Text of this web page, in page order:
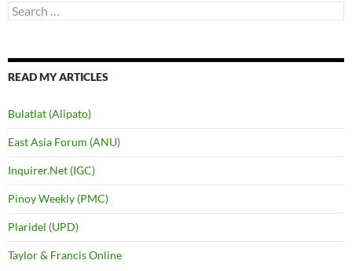
Search
for:
READ MY ARTICLES
Bulatlat (Alipato)
East Asia Forum (ANU)
Inquirer.Net (IGC)
Pinoy Weekly (PMC)
Plaridel (UPD)
Taylor & Francis Online